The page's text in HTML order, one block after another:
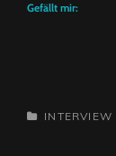
Gefällt mir:
CATEGORIES
INTERVIEW